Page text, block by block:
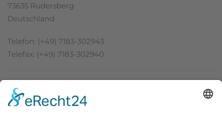
73635 Rudersberg
Deutschland
Telefon: (+49) 7183-302943
Telefax: (+49) 7183-302940
Dienstleistungen
Neugewinnung / Vertriebspartnersuche